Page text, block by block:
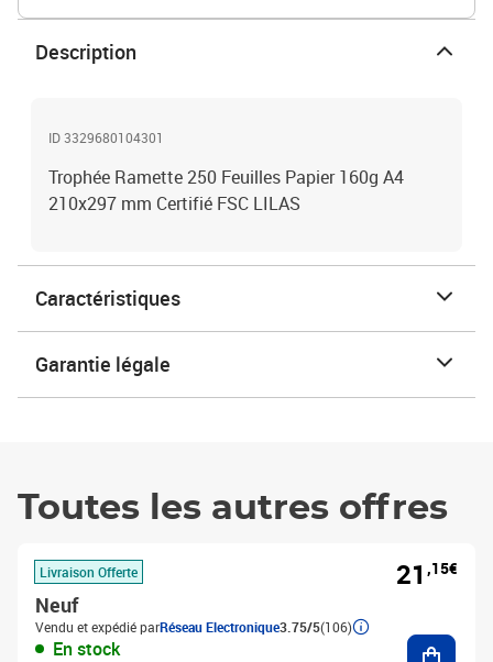
Description
ID 3329680104301
Trophée Ramette 250 Feuilles Papier 160g A4
210x297 mm Certifié FSC LILAS
Caractéristiques
Garantie légale
Toutes les autres offres
Livraison Offerte
Neuf
Vendu et expédié parRéseau Electronique3.75/5(106)
En stock
21 ,15€